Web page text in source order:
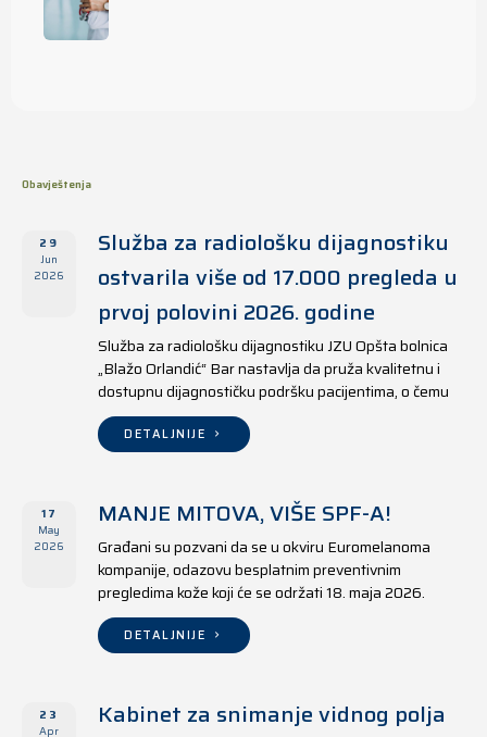
Obavještenja
29
Jun
2026
Služba za radiološku dijagnostiku
ostvarila više od 17.000 pregleda u
prvoj polovini 2026. godine
Služba za radiološku dijagnostiku JZU Opšta bolnica
„Blažo Orlandić“ Bar nastavlja da pruža kvalitetnu i
dostupnu dijagnostičku podršku pacijentima, o čemu
svjedoče i rezultati ostvareni u periodu od 1. januara
do 17. juna 2026. godine.
DETALJNIJE
17
May
2026
MANJE MITOVA, VIŠE SPF-A!
Građani su pozvani da se u okviru Euromelanoma
kompanije, odazovu besplatnim preventivnim
pregledima kože koji će se održati 18. maja 2026.
godine u jedanaest opština širom Crne Gore, kako u
državnim tako i u privatnim zdravstvenim ustanovama.
DETALJNIJE
23
Apr
Kabinet za snimanje vidnog polja